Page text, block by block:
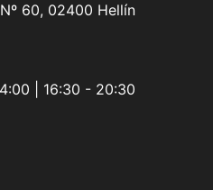
60, 02400 Hellín
| 16:30 - 20:30